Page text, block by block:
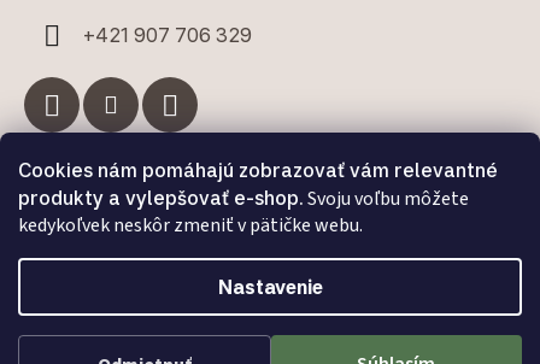
Cookies nám pomáhajú zobrazovať vám relevantné
produkty a vylepšovať e-shop. Svoju voľbu môžete
kedykoľvek neskôr zmeniť v pätičke webu.
Nastavenie
+421 907 706 329
Facebook
Vytvoril Shoptet Premium a Adatelier